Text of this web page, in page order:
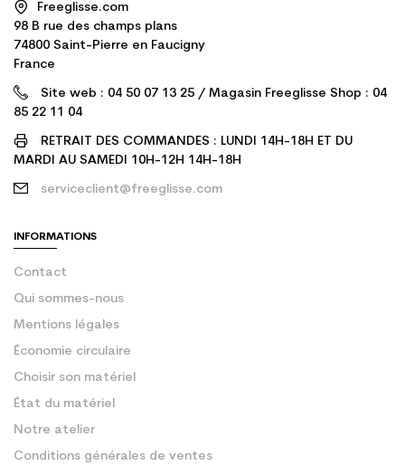
Freeglisse.com
98 B rue des champs plans
74800 Saint-Pierre en Faucigny
France
Site web : 04 50 07 13 25 / Magasin Freeglisse Shop : 04
85 22 11 04
RETRAIT DES COMMANDES : LUNDI 14H-18H ET DU
MARDI AU SAMEDI 10H-12H 14H-18H
serviceclient@freeglisse.com
INFORMATIONS
Contact
Qui sommes-nous
Mentions légales
Économie circulaire
Choisir son matériel
État du matériel
Notre atelier
Conditions générales de ventes